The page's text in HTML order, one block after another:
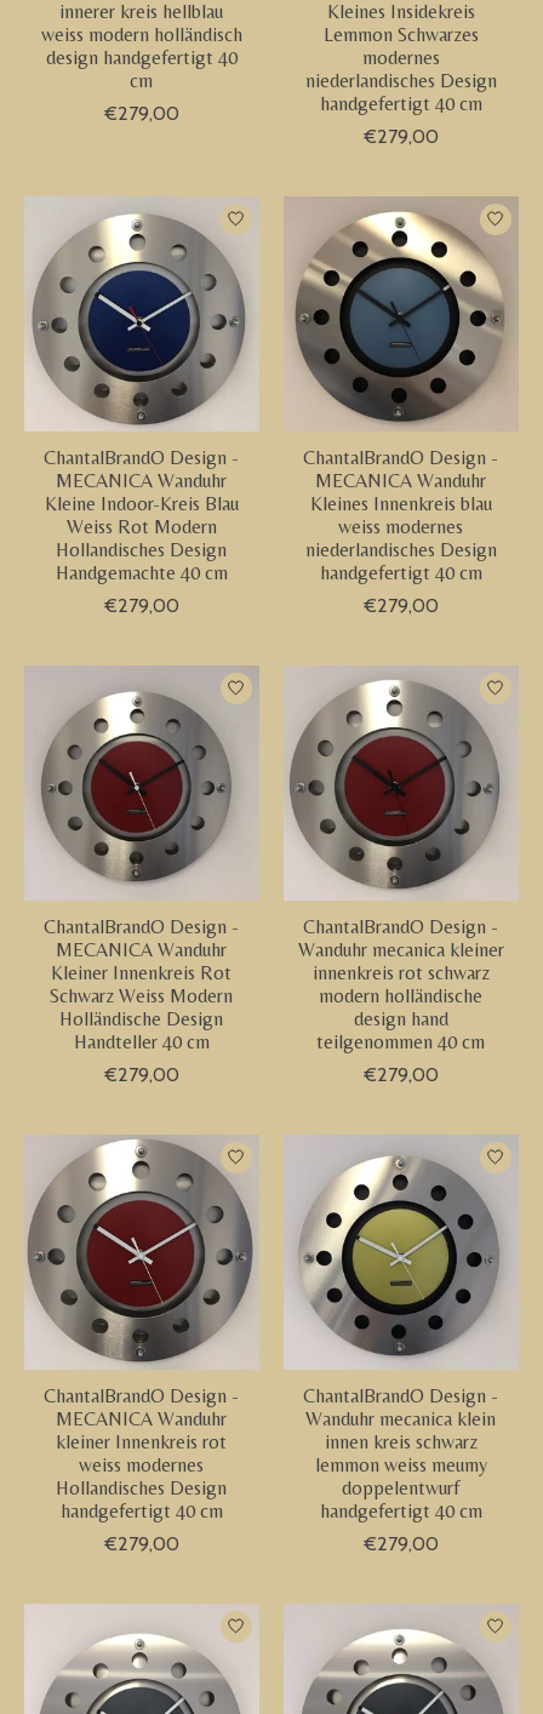
innerer kreis hellblau
weiss modern holländisch
design handgefertigt 40
cm
€279,00
Kleines Insidekreis
Lemmon Schwarzes
modernes
niederlandisches Design
handgefertigt 40 cm
€279,00
ChantalBrandO Design -
MECANICA Wanduhr
Kleine Indoor-Kreis Blau
Weiss Rot Modern
Hollandisches Design
Handgemachte 40 cm
€279,00
ChantalBrandO Design -
MECANICA Wanduhr
Kleines Innenkreis blau
weiss modernes
niederlandisches Design
handgefertigt 40 cm
€279,00
ChantalBrandO Design -
MECANICA Wanduhr
Kleiner Innenkreis Rot
Schwarz Weiss Modern
Holländische Design
Handteller 40 cm
€279,00
ChantalBrandO Design -
Wanduhr mecanica kleiner
innenkreis rot schwarz
modern holländische
design hand
teilgenommen 40 cm
€279,00
ChantalBrandO Design -
MECANICA Wanduhr
kleiner Innenkreis rot
weiss modernes
Hollandisches Design
handgefertigt 40 cm
€279,00
ChantalBrandO Design -
Wanduhr mecanica klein
innen kreis schwarz
lemmon weiss meumy
doppelentwurf
handgefertigt 40 cm
€279,00